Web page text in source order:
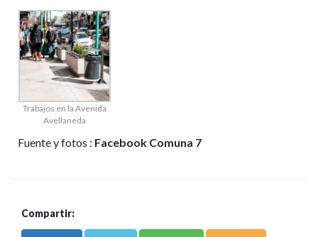
Trabajos en la Avenida
Avellaneda
Fuente y fotos : Facebook Comuna 7
Compartir: